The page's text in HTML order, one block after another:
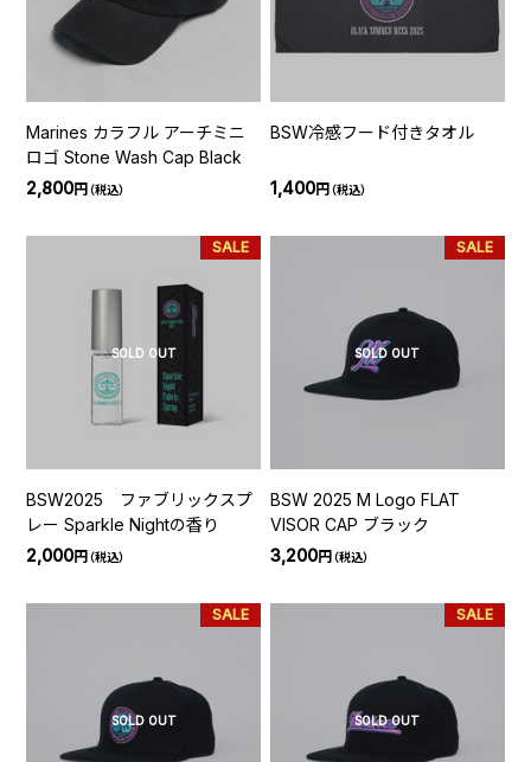
Marines カラフル アーチミニ
ロゴ Stone Wash Cap Black
2,800円（税込）
BSW冷感フード付きタオル
1,400円（税込）
SOLD OUT
SALE
BSW2025 ファブリックスプ
レー Sparkle Nightの香り
2,000円（税込）
SOLD OUT
SALE
BSW 2025 M Logo FLAT
VISOR CAP ブラック
3,200円（税込）
SOLD OUT
SALE
SOLD OUT
SALE